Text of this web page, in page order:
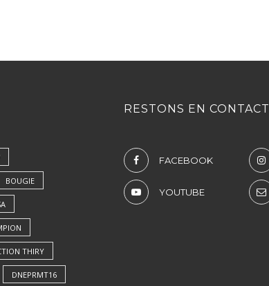
BOUGIE
THIRY
DNEPRMT16
RESTONS EN CONTACT
FACEBOOK
YOUTUBE